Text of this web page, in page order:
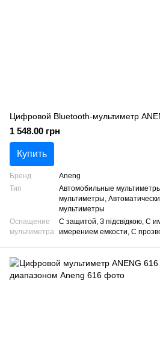
Цифровой Bluetooth-мультиметр
1 548.00 грн
Купить
Бренд
Aneng
Тип
Автомобильные
мультиметры,
мультиметры
Оснащение
мультиметра
С защитой, З підсвідкою, С
имерением емкости, С